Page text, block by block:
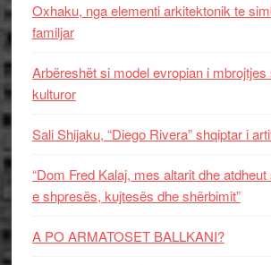
Oxhaku, nga elementi arkitektonik te
familjar
Arbëreshët si model evropian i mbrojtjes
kulturor
Sali Shijaku, “Diego Rivera” shqiptar i
“Dom Fred Kalaj, mes altarit dhe
e shpresës, kujtesës dhe shërbimit”
A PO ARMATOSET BALLKANI?